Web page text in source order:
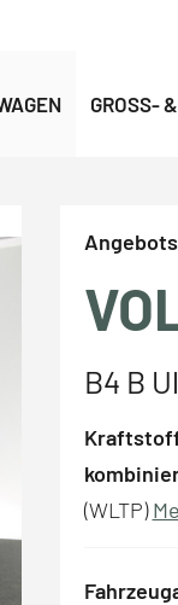
GROSS-
B4 B
(WLTP)